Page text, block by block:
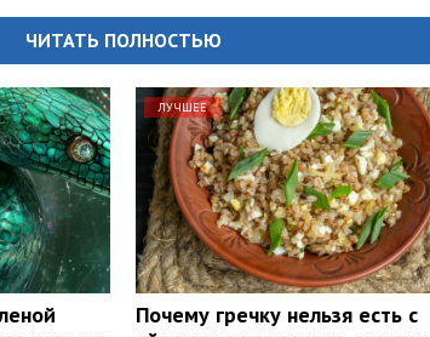
ЧИТАТЬ ПОЛНОСТЬЮ
ЛУЧШЕЕ
Почему гречку нельзя есть с